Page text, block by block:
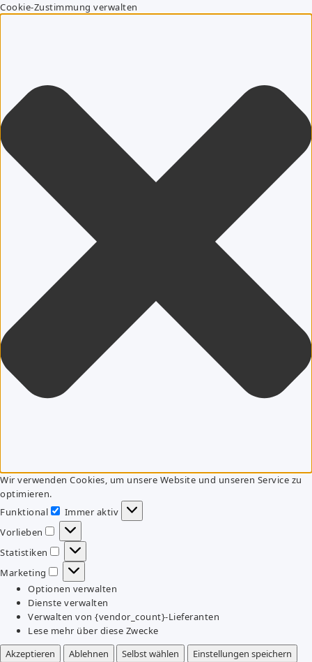
Cookie-Zustimmung verwalten
Wir verwenden Cookies, um unsere Website und unseren Service zu
optimieren.
Funktional
Funktional
Immer aktiv
Vorlieben
Vorlieben
Statistiken
Statistiken
Marketing
Marketing
Optionen verwalten
Dienste verwalten
Verwalten von {vendor_count}-Lieferanten
Lese mehr über diese Zwecke
Akzeptieren
Ablehnen Selbst wählen
Einstellungen speichern